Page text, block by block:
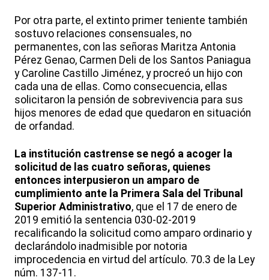
Por otra parte, el extinto primer teniente también
sostuvo relaciones consensuales, no
permanentes, con las señoras Maritza Antonia
Pérez Genao, Carmen Deli de los Santos Paniagua
y Caroline Castillo Jiménez, y procreó un hijo con
cada una de ellas. Como consecuencia, ellas
solicitaron la pensión de sobrevivencia para sus
hijos menores de edad que quedaron en situación
de orfandad.
La institución castrense se negó a acoger la
solicitud de las cuatro señoras, quienes
entonces interpusieron un amparo de
cumplimiento ante la Primera Sala del Tribunal
Superior Administrativo, que el 17 de enero de
2019 emitió la sentencia 030-02-2019
recalificando la solicitud como amparo ordinario y
declarándolo inadmisible por notoria
improcedencia en virtud del artículo. 70.3 de la Ley
núm. 137-11.